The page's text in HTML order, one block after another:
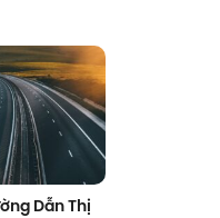
Dẫn Thị